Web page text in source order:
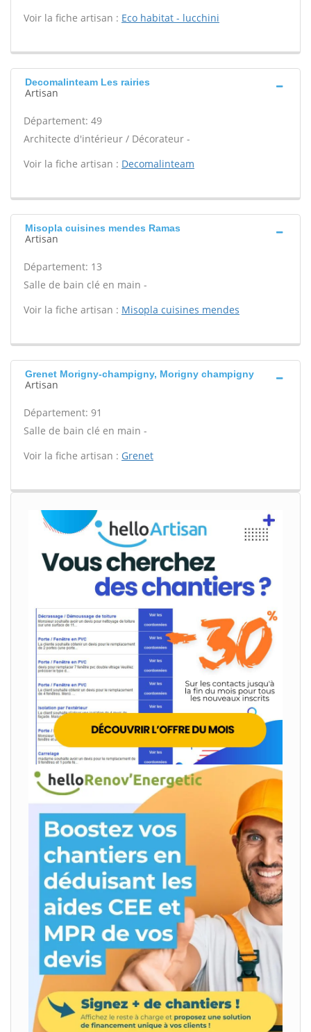
Voir la fiche artisan : Eco habitat - lucchini
Decomalinteam Les rairies
Artisan
Département: 49
Architecte d'intérieur / Décorateur -
Voir la fiche artisan : Decomalinteam
Misopla cuisines mendes Ramas
Artisan
Département: 13
Salle de bain clé en main -
Voir la fiche artisan : Misopla cuisines mendes
Grenet Morigny-champigny, Morigny champigny
Artisan
Département: 91
Salle de bain clé en main -
Voir la fiche artisan : Grenet